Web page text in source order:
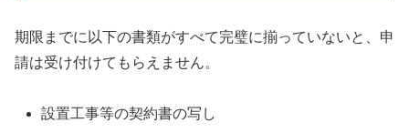
期限までに以下の書類がすべて完璧に揃っていないと、申
請は受け付けてもらえません。
設置工事等の契約書の写し